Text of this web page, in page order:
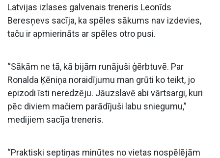
Latvijas izlases galvenais treneris Leonīds
Beresņevs sacīja, ka spēles sākums nav izdevies,
taču ir apmierināts ar spēles otro pusi.
“Sākām ne tā, kā bijām runājuši ģērbtuvē. Par
Ronalda Ķēniņa noraidījumu man grūti ko teikt, jo
epizodi īsti neredzēju. Jāuzslavē abi vārtsargi, kuri
pēc diviem mačiem parādījuši labu sniegumu,”
medijiem sacīja treneris.
“Praktiski septiņas minūtes no vietas nospēlējām